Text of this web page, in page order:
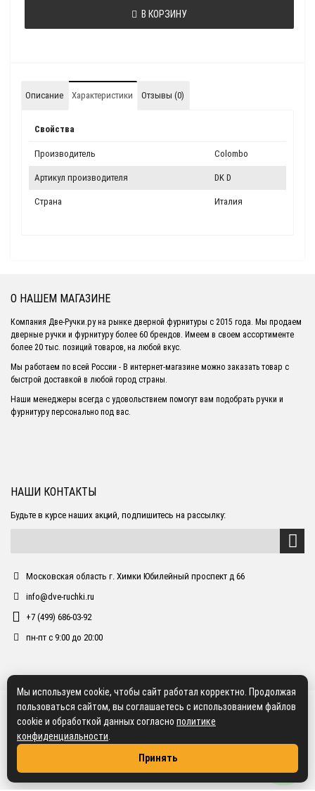
В КОРЗИНУ
Описание Характеристики Отзывы (0)
Свойства
Производитель Colombo
Артикул производителя DK D
Страна Италия
О НАШЕМ МАГАЗИНЕ
Компания Две-Ручки.ру на рынке дверной фурнитуры с 2015 года. Мы продаем
дверные ручки и фурнитуру более 60 брендов. Имеем в своем ассортименте
более 20 тыс. позиций товаров, на любой вкус.
Мы работаем по всей России - В интернет-магазине можно заказать товар с
быстрой доставкой в любой город страны.
Наши менеджеры всегда с удовольствием помогут вам подобрать ручки и
фурнитуру персонально под вас.
НАШИ КОНТАКТЫ
Будьте в курсе наших акций, подпишитесь на рассылку:
Московская область г. Химки Юбилейный проспект д 66
info@dve-ruchki.ru
+7 (499) 686-03-92
пн-пт с 9:00 до 20:00
Мы используем cookie, чтобы сайт работал корректно. Продолжая
пользоваться сайтом, вы соглашаетесь с использованием файлов
cookie и обработкой данных согласно политике
конфиденциальности
Принять